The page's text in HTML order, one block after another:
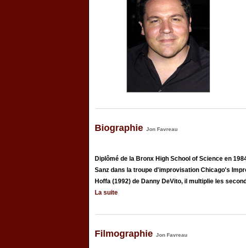
Biographie Jon Favreau
Diplômé de la Bronx High School of Science en
Sanz dans la troupe d'improvisation Chicago's
Hoffa (1992) de Danny DeVito, il multiplie les
La suite
Filmographie Jon Favreau